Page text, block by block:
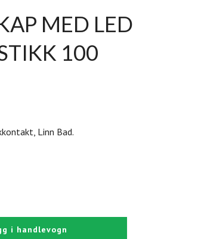
MED LED
100
Linn Bad.
i handlevogn